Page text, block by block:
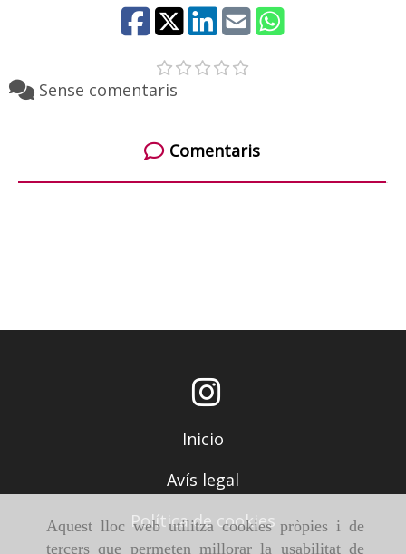
Aquest lloc web utilitza cookies pròpies i de
tercers que permeten millorar la usabilitat de
Sense comentaris
Comentaris
Inicio
Avís legal
Política de cookies